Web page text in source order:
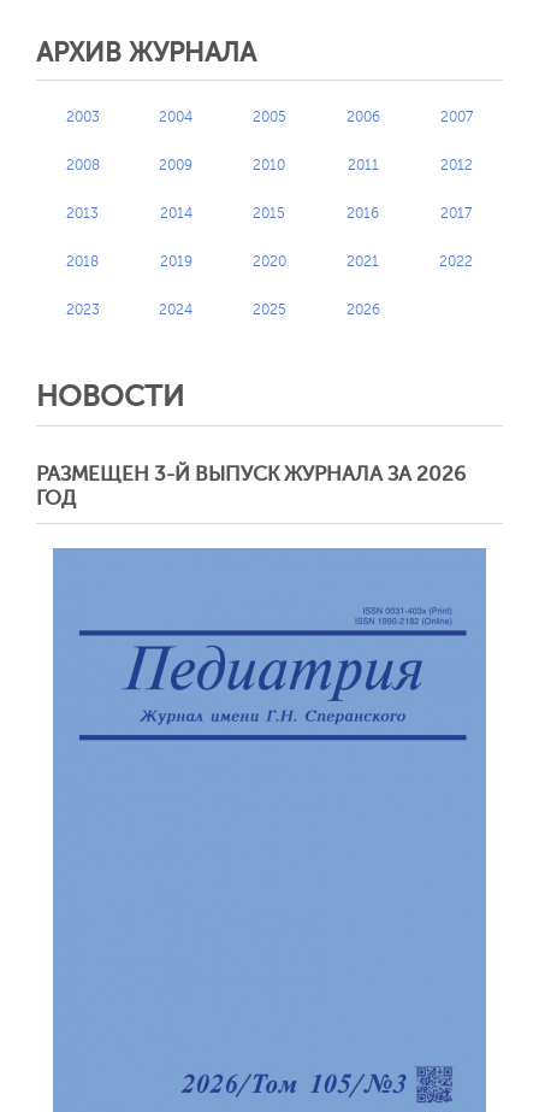
АРХИВ ЖУРНАЛА
2003 2004 2005 2006 2007
2008 2009 2010 2011 2012
2013 2014 2015 2016 2017
2018 2019 2020 2021 2022
2023 2024 2025 2026
НОВОСТИ
РАЗМЕЩЕН 3-Й ВЫПУСК ЖУРНАЛА ЗА 2026
ГОД